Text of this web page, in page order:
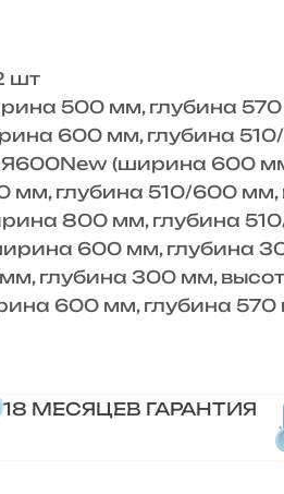
шт
500 мм, глубина
600 мм, глубина
(ширина 600
глубина 510/600
800 мм, глубина
600 мм, глубина
глубина 300 мм,
600 мм, глубина 570
18 МЕСЯЦЕВ ГАРАНТИЯ